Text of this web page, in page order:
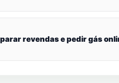
revendas e pedir gás